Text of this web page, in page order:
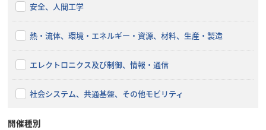
安全、人間工学
熱・流体、環境・エネルギー・資源、材料、生産・製造
エレクトロニクス及び制御、情報・通信
社会システム、共通基盤、その他モビリティ
開催種別